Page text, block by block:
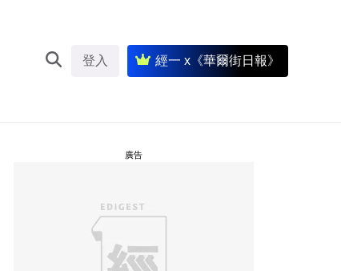
登入 經一 x《華爾街日報》
廣告